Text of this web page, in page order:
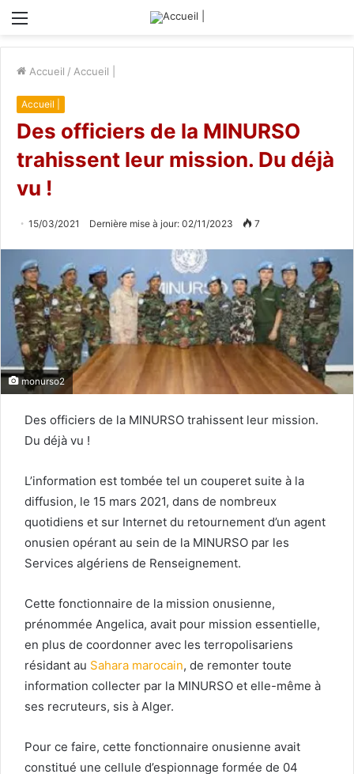
Menu
Accueil / Accueil |
Accueil |
Des officiers de la MINURSO
trahissent leur mission. Du déjà
vu !
15/03/2021 Dernière mise à jour: 02/11/2023 7
monurso2
Des officiers de la MINURSO trahissent leur mission.
Du déjà vu !
L’information est tombée tel un couperet suite à la
diffusion, le 15 mars 2021, dans de nombreux
quotidiens et sur Internet du retournement d’un agent
onusien opérant au sein de la MINURSO par les
Services algériens de Renseignement.
Cette fonctionnaire de la mission onusienne,
prénommée Angelica, avait pour mission essentielle,
en plus de coordonner avec les terropolisariens
résidant au Sahara marocain, de remonter toute
information collecter par la MINURSO et elle-même à
ses recruteurs, sis à Alger.
Pour ce faire, cette fonctionnaire onusienne avait
constitué une cellule d’espionnage formée de 04